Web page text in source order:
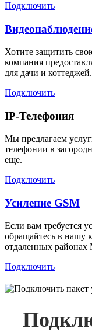
Подключить
Хотите защитить
компания
для дачи и коттеджей.
Подключить
IP-Телефония
Мы предлагаем
телефонии в
еще.
Подключить
Усиление GSM
Если вам требуется
обращайтесь в нашу
отдаленных районах
Подключить